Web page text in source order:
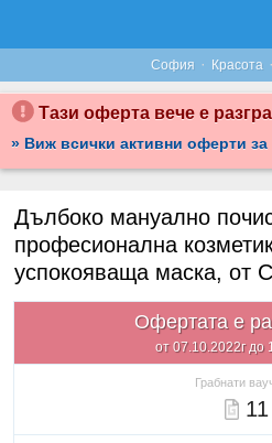
София · Красота ·
Тази оферта вече е
» Виж всички активни оферти за
Дълбоко мануално
професионална
успокояваща маска, от
Офертата е
от 07.10.2022г до
Грабнати
11